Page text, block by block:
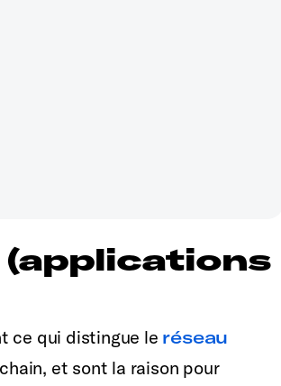
ce qui distingue le réseau
et sont la raison pour